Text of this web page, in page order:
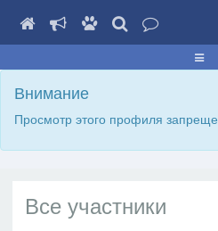
Внимание
Просмотр этого профиля
Все участники